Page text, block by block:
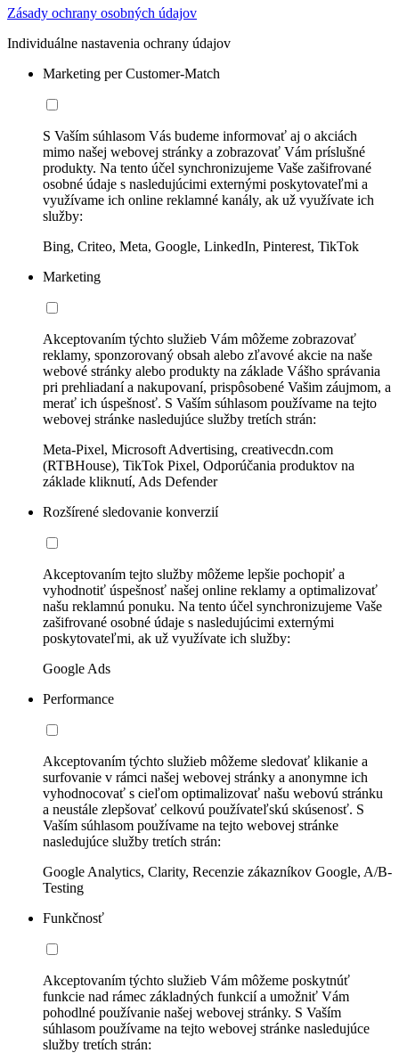
Zásady ochrany osobných údajov
Individuálne nastavenia ochrany údajov
Marketing per Customer-Match
S Vaším súhlasom Vás budeme informovať aj o akciách
mimo našej webovej stránky a zobrazovať Vám príslušné
produkty. Na tento účel synchronizujeme Vaše zašifrované
osobné údaje s nasledujúcimi externými poskytovateľmi a
využívame ich online reklamné kanály, ak už využívate ich
služby:
Bing, Criteo, Meta, Google, LinkedIn, Pinterest, TikTok
Marketing
Akceptovaním týchto služieb Vám môžeme zobrazovať
reklamy, sponzorovaný obsah alebo zľavové akcie na naše
webové stránky alebo produkty na základe Vášho správania
pri prehliadaní a nakupovaní, prispôsobené Vašim záujmom, a
merať ich úspešnosť. S Vaším súhlasom používame na tejto
webovej stránke nasledujúce služby tretích strán:
Meta-Pixel, Microsoft Advertising, creativecdn.com
(RTBHouse), TikTok Pixel, Odporúčania produktov na
základe kliknutí, Ads Defender
Rozšírené sledovanie konverzií
Akceptovaním tejto služby môžeme lepšie pochopiť a
vyhodnotiť úspešnosť našej online reklamy a optimalizovať
našu reklamnú ponuku. Na tento účel synchronizujeme Vaše
zašifrované osobné údaje s nasledujúcimi externými
poskytovateľmi, ak už využívate ich služby:
Google Ads
Performance
Akceptovaním týchto služieb môžeme sledovať klikanie a
surfovanie v rámci našej webovej stránky a anonymne ich
vyhodnocovať s cieľom optimalizovať našu webovú stránku
a neustále zlepšovať celkovú používateľskú skúsenosť. S
Vaším súhlasom používame na tejto webovej stránke
nasledujúce služby tretích strán:
Google Analytics, Clarity, Recenzie zákazníkov Google, A/B-
Testing
Funkčnosť
Akceptovaním týchto služieb Vám môžeme poskytnúť
funkcie nad rámec základných funkcií a umožniť Vám
pohodlné používanie našej webovej stránky. S Vaším
súhlasom používame na tejto webovej stránke nasledujúce
služby tretích strán: